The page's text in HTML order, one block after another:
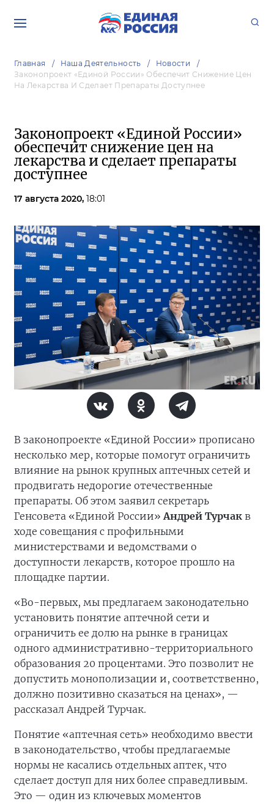
Главная Наша Деятельность
Новости
Законопроект «Единой России» Обеспечит Снижение Цен
На Лекарства И Сделает Препараты Доступнее
Законопроект «Единой России»
обеспечит снижение цен на
лекарства и сделает препараты
доступнее
17 августа 2020, 18:01
В законопроекте «Единой России» прописано
несколько мер, которые помогут ограничить
влияние на рынок крупных аптечных сетей и
продвигать недорогие отечественные
препараты. Об этом заявил секретарь
Генсовета «Единой России»Андрей Турчак в
ходе совещания с профильными
министерствами и ведомствами о
доступности лекарств, которое прошло на
площадке партии.
«Во-первых, мы предлагаем законодательно
установить понятие аптечной сети и
ограничить ее долю на рынке в границах
одного административно-территориального
образования 20 процентами. Это позволит не
допустить монополизации и, соответственно,
должно позитивно сказаться на ценах», —
рассказал Андрей Турчак.
Понятие «аптечная сеть» необходимо ввести
в законодательство, чтобы предлагаемые
нормы не касались отдельных аптек, что
сделает доступ для них более справедливым.
Это — один из ключевых моментов